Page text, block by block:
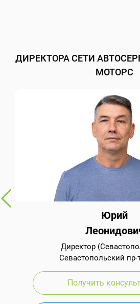
ДИРЕКТОРА СЕТИ
МОТОРС
Юрий
Директор
Севастопольский пр-
Получить